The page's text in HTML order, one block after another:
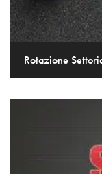
Rotazione